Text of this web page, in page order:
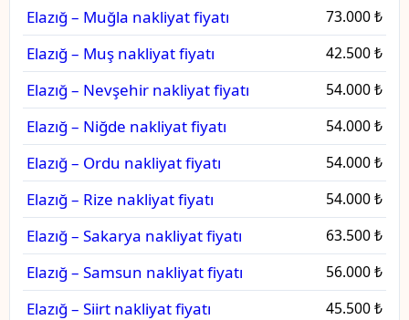
Elazığ – Muğla nakliyat fiyatı 73.000 ₺
Elazığ – Muş nakliyat fiyatı 42.500 ₺
Elazığ – Nevşehir nakliyat fiyatı 54.000 ₺
Elazığ – Niğde nakliyat fiyatı 54.000 ₺
Elazığ – Ordu nakliyat fiyatı 54.000 ₺
Elazığ – Rize nakliyat fiyatı 54.000 ₺
Elazığ – Sakarya nakliyat fiyatı 63.500 ₺
Elazığ – Samsun nakliyat fiyatı 56.000 ₺
Elazığ – Siirt nakliyat fiyatı 45.500 ₺